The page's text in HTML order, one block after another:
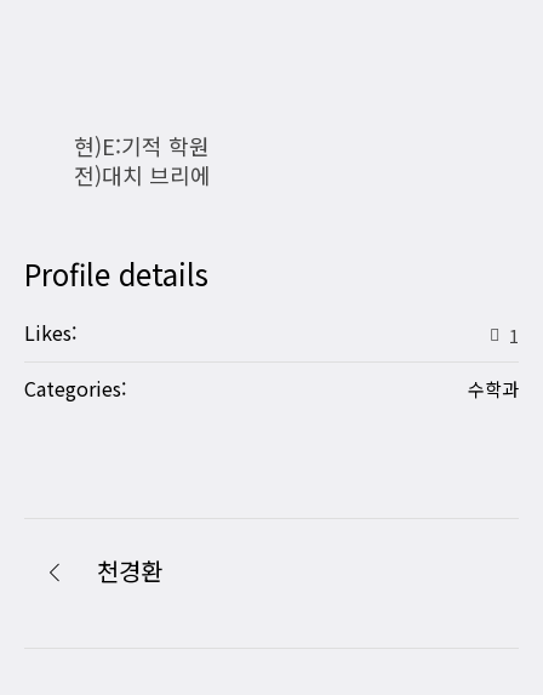
현)E:기적 학원
전)대치 브리에
Profile details
Likes: 1
Categories: 수학과
천경환